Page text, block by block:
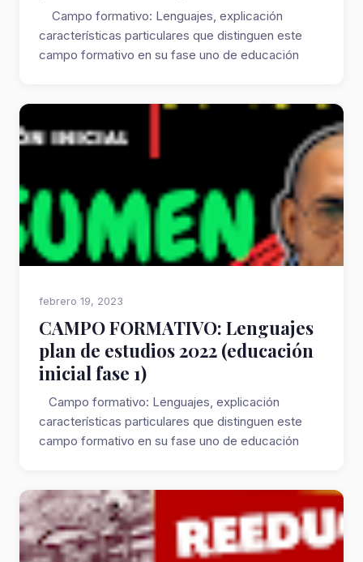
Campo formativo: Lenguajes, explicación
características particulares que distinguen este
campo formativo en su fase uno de educación
febrero 19, 2023
CAMPO FORMATIVO: Lenguajes
plan de estudios 2022 (educación
inicial fase 1)
Campo formativo: Lenguajes, explicación
características particulares que distinguen este
campo formativo en su fase uno de educación